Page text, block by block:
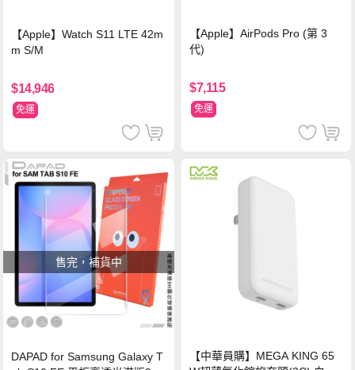
【Apple】Watch S11 LTE 42m
m S/M
$14,946
免運
【Apple】AirPods Pro (第 3
代)
$7,115
免運
售完，補貨中
DAPAD for Samsung Galaxy T
【中華員購】MEGA KING 65